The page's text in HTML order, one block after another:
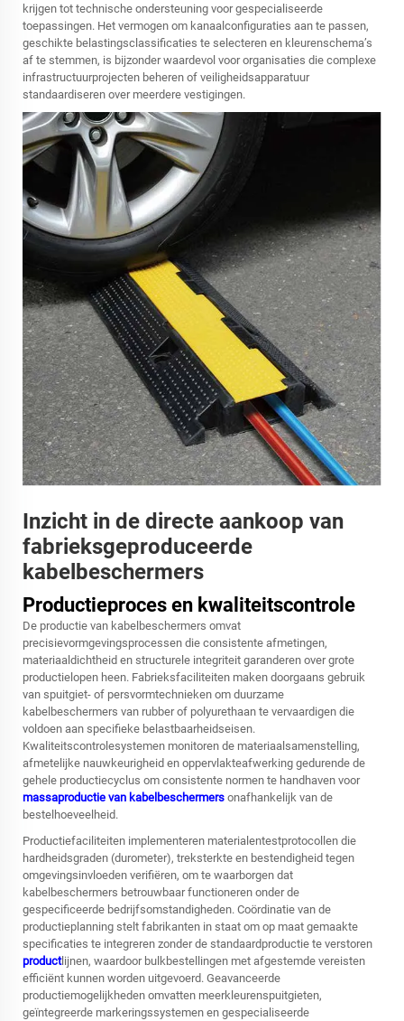
krijgen tot technische ondersteuning voor gespecialiseerde
toepassingen. Het vermogen om kanaalconfiguraties aan te passen,
geschikte belastingsclassificaties te selecteren en kleurenschema’s
af te stemmen, is bijzonder waardevol voor organisaties die complexe
infrastructuurprojecten beheren of veiligheidsapparatuur
standaardiseren over meerdere vestigingen.
Inzicht in de directe aankoop van
fabrieksgeproduceerde
kabelbeschermers
Productieproces en kwaliteitscontrole
De productie van kabelbeschermers omvat
precisievormgevingsprocessen die consistente afmetingen,
materiaaldichtheid en structurele integriteit garanderen over grote
productielopen heen. Fabrieksfaciliteiten maken doorgaans gebruik
van spuitgiet- of persvormtechnieken om duurzame
kabelbeschermers van rubber of polyurethaan te vervaardigen die
voldoen aan specifieke belastbaarheidseisen.
Kwaliteitscontrolesystemen monitoren de materiaalsamenstelling,
afmetelijke nauwkeurigheid en oppervlakteafwerking gedurende de
gehele productiecyclus om consistente normen te handhaven voor
massaproductie van kabelbeschermers onafhankelijk van de
bestelhoeveelheid.
Productiefaciliteiten implementeren materialentestprotocollen die
hardheidsgraden (durometer), treksterkte en bestendigheid tegen
omgevingsinvloeden verifiëren, om te waarborgen dat
kabelbeschermers betrouwbaar functioneren onder de
gespecificeerde bedrijfsomstandigheden. Coördinatie van de
productieplanning stelt fabrikanten in staat om op maat gemaakte
specificaties te integreren zonder de standaardproductie te verstoren
productlijnen, waardoor bulkbestellingen met afgestemde vereisten
efficiënt kunnen worden uitgevoerd. Geavanceerde
productiemogelijkheden omvatten meerkleurenspuitgieten,
geïntegreerde markeringssystemen en gespecialiseerde